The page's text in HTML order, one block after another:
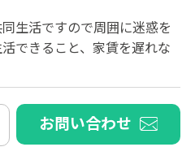
生活ですので周囲に迷惑を
できること、家賃を遅れな
お問い合わせ